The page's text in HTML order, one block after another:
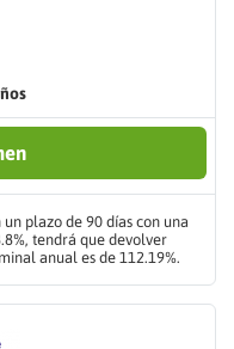
plazo de 90 días con una
tendrá que devolver
anual es de 112.19%.